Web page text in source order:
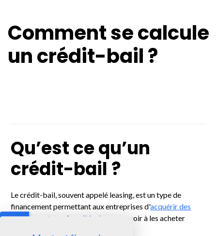
Comment se calcule
un crédit-bail ?
Qu’est ce qu’un
crédit-bail ?
Le crédit-bail, souvent appelé leasing, est un type de
financement permettant aux entreprises d'acquérir des
équipements
ou des véhicules
sans avoir à les acheter